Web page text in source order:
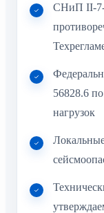
СНиП II-7-
56828.6
нагрузок